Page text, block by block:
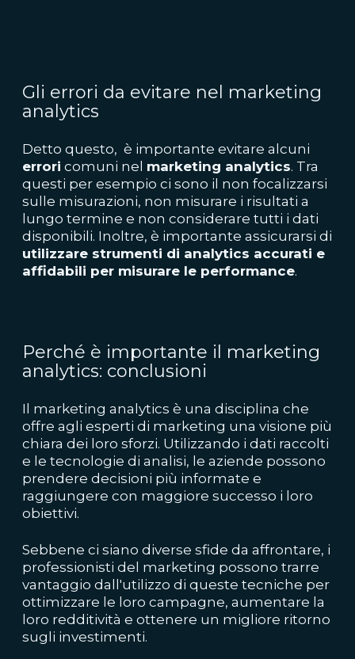
Gli errori da evitare nel marketing
analytics
Detto questo, è importante evitare alcuni
errori comuni nel marketing analytics. Tra
questi per esempio ci sono il non focalizzarsi
sulle misurazioni, non misurare i risultati a
lungo termine e non considerare tutti i dati
disponibili. Inoltre, è importante assicurarsi di
utilizzare strumenti di analytics accurati e
affidabili per misurare le performance.
Perché è importante il marketing
analytics: conclusioni
Il marketing analytics è una disciplina che
offre agli esperti di marketing una visione più
chiara dei loro sforzi. Utilizzando i dati raccolti
e le tecnologie di analisi, le aziende possono
prendere decisioni più informate e
raggiungere con maggiore successo i loro
obiettivi.
Sebbene ci siano diverse sfide da affrontare, i
professionisti del marketing possono trarre
vantaggio dall'utilizzo di queste tecniche per
ottimizzare le loro campagne, aumentare la
loro redditività e ottenere un migliore ritorno
sugli investimenti.